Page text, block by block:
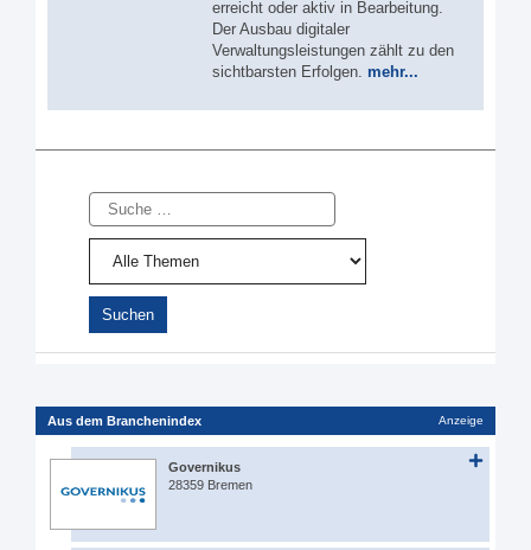
erreicht oder aktiv in Bearbeitung.
Der Ausbau digitaler
Verwaltungsleistungen zählt zu den
sichtbarsten Erfolgen. mehr...
Suche
Aus dem Branchenindex Anzeige
Governikus
28359 Bremen